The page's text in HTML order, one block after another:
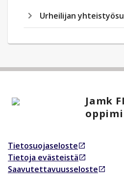
Urheilijan
Jamk
Tietosuojaseloste
Avautuu uudessa välilehdessä
Tietoja evästeistä
Avautuu uudessa välilehdessä
Saavutettavuusseloste
Avautuu uudessa välilehdessä